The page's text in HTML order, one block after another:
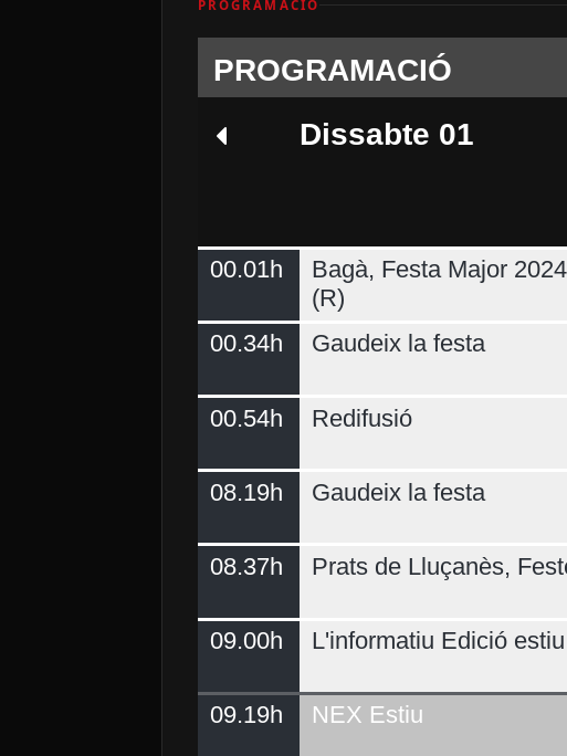
PROGRAMACIÓ
PROGRAMACIÓ
Dissabte 01
Dimarts 04
00.01h
Bagà, Festa Major
(R)
00.34h Gaudeix la festa
00.54h Redifusió
08.19h Gaudeix la festa
08.37h Prats de Lluçanès,
09.00h L'informatiu Edició estiu
09.19h NEX Estiu